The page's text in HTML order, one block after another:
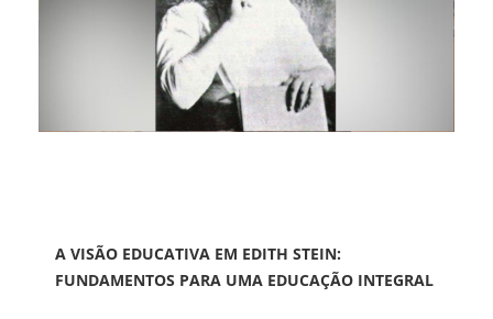
A VISÃO EDUCATIVA EM EDITH STEIN:
FUNDAMENTOS PARA UMA EDUCAÇÃO INTEGRAL